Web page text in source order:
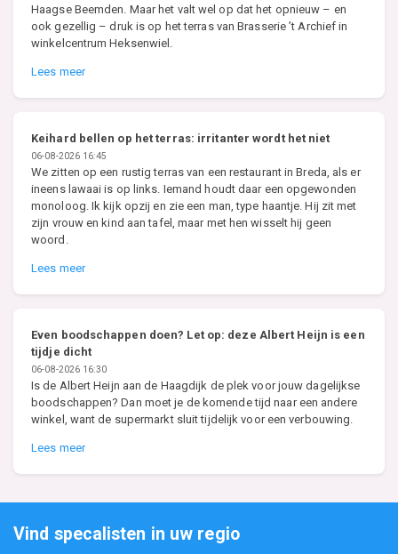
Haagse Beemden. Maar het valt wel op dat het opnieuw – en
ook gezellig – druk is op het terras van Brasserie ’t Archief in
winkelcentrum Heksenwiel.
Lees meer
Keihard bellen op het terras: irritanter wordt het niet
06-08-2026 16:45
We zitten op een rustig terras van een restaurant in Breda, als er
ineens lawaai is op links. Iemand houdt daar een opgewonden
monoloog. Ik kijk opzij en zie een man, type haantje. Hij zit met
zijn vrouw en kind aan tafel, maar met hen wisselt hij geen
woord.
Lees meer
Even boodschappen doen? Let op: deze Albert Heijn is een
tijdje dicht
06-08-2026 16:30
Is de Albert Heijn aan de Haagdijk de plek voor jouw dagelijkse
boodschappen? Dan moet je de komende tijd naar een andere
winkel, want de supermarkt sluit tijdelijk voor een verbouwing.
Lees meer
Vind specalisten in uw regio